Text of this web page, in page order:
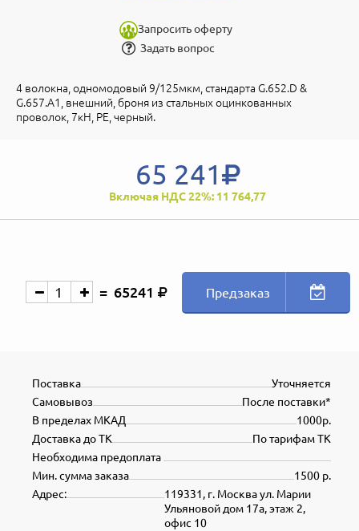
Запросить оферту
Задать вопрос
4 волокна, одномодовый 9/125мкм, стандарта G.652.D &
G.657.A1, внешний, броня из стальных оцинкованных
проволок, 7кН, PE, черный.
65 241
Включая НДС 22%: 11 764,77
65241 Предзаказ
Уточняется
Поставка
После поставки*
Самовывоз
1000р.
В пределах МКАД
По тарифам ТК
Доставка до ТК
Необходима предоплата
1500 р.
Мин. сумма заказа
119331, г. Москва ул. Марии
Ульяновой дом 17а, этаж 2,
офис 10
Адрес: